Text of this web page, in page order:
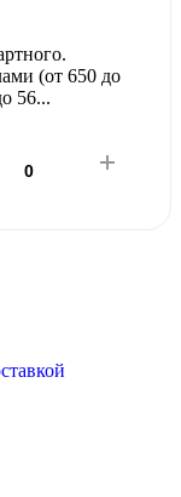
(от 650 до
56...